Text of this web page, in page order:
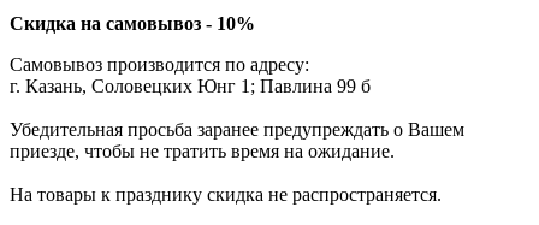
Скидка на самовывоз - 10%
Самовывоз производится по адресу:
г. Казань, Соловецких Юнг 1; Павлина 99 б
Убедительная просьба заранее предупреждать о Вашем
приезде, чтобы не тратить время на ожидание.
На товары к празднику скидка не распространяется.